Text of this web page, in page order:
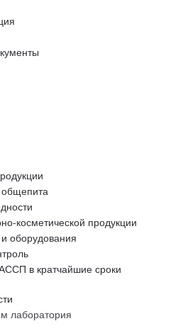
косметической продукции
оборудования
в кратчайшие сроки
лаборатория